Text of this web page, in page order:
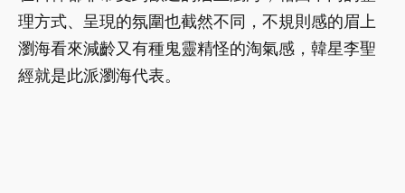
理方式、呈現的氛圍也截然不同，不規則感的眉上
瀏海看來減齡又有種鬼靈精怪的淘氣感，韓星李聖
經就是此派瀏海代表。